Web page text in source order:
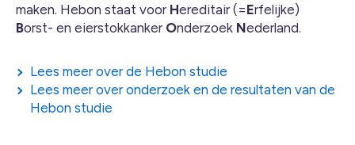
maken. Hebon staat voor Hereditair (=Erfelijke)
Borst- en eierstokkanker Onderzoek Nederland.
Lees meer over de Hebon studie
Lees meer over onderzoek en de resultaten van de
Hebon studie